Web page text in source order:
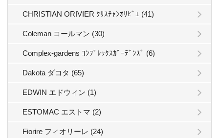
CHRISTIAN ORIVIER ｸﾘｽﾁｬﾝｵﾘﾋﾞｴ (41)
Coleman コールマン (30)
Complex-gardens ｺﾝﾌﾟﾚｯｸｽｶﾞｰﾃﾞﾝｽﾞ (6)
Dakota ダコタ (65)
EDWIN エドウィン (1)
ESTOMAC エストマ (2)
Fiorire フィオリーレ (24)